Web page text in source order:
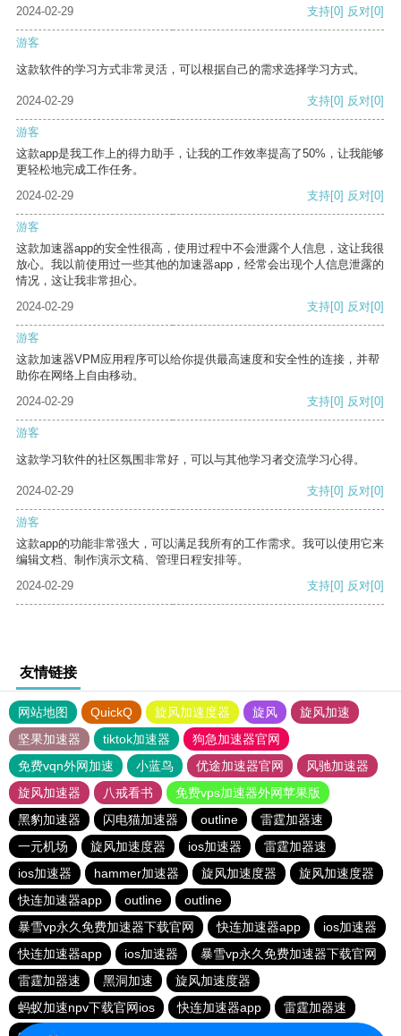
2024-02-29
支持[0] 反对[0]
游客
这款软件的学习方式非常灵活，可以根据自己的需求选择学习方式。
2024-02-29 支持[0] 反对[0]
游客
这款app是我工作上的得力助手，让我的工作效率提高了50%，让我能够
更轻松地完成工作任务。
2024-02-29
支持[0] 反对[0]
游客
这款加速器app的安全性很高，使用过程中不会泄露个人信息，这让我很
放心。我以前使用过一些其他的加速器app，经常会出现个人信息泄露的
情况，这让我非常担心。
2024-02-29
支持[0] 反对[0]
游客
这款加速器VPM应用程序可以给你提供最高速度和安全性的连接，并帮
助你在网络上自由移动。
2024-02-29
支持[0] 反对[0]
游客
这款学习软件的社区氛围非常好，可以与其他学习者交流学习心得。
2024-02-29 支持[0] 反对[0]
游客
这款app的功能非常强大，可以满足我所有的工作需求。我可以使用它来
编辑文档、制作演示文稿、管理日程安排等。
2024-02-29
支持[0] 反对[0]
友情链接
网站地图 QuickQ 旋风加速度器 旋风
旋风加速
坚果加速器
tiktok加速器
狗急加速器官网
免费vqn外网加速
小蓝鸟 优途加速器官网
风驰加速器
旋风加速器
八戒看书
免费vps加速器外网苹果版
黑豹加速器
闪电猫加速器 outline
雷霆加器速
一元机场
旋风加速度器 ios加速器
雷霆加器速
ios加速器
hammer加速器 旋风加速度器
旋风加速度器
快连加速器app
outline
outline
暴雪vp永久免费加速器下载官网
快连加速器app
ios加速器
快连加速器app
ios加速器
暴雪vp永久免费加速器下载官网
雷霆加器速
黑洞加速
旋风加速度器
蚂蚁加速npv下载官网ios
快连加速器app
雷霆加器速